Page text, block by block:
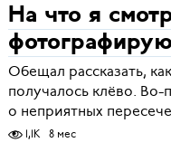
На что я
фотографирую
Обещал рассказать,
получалось клёво. Во-
о неприятных
1,1K 8 мес